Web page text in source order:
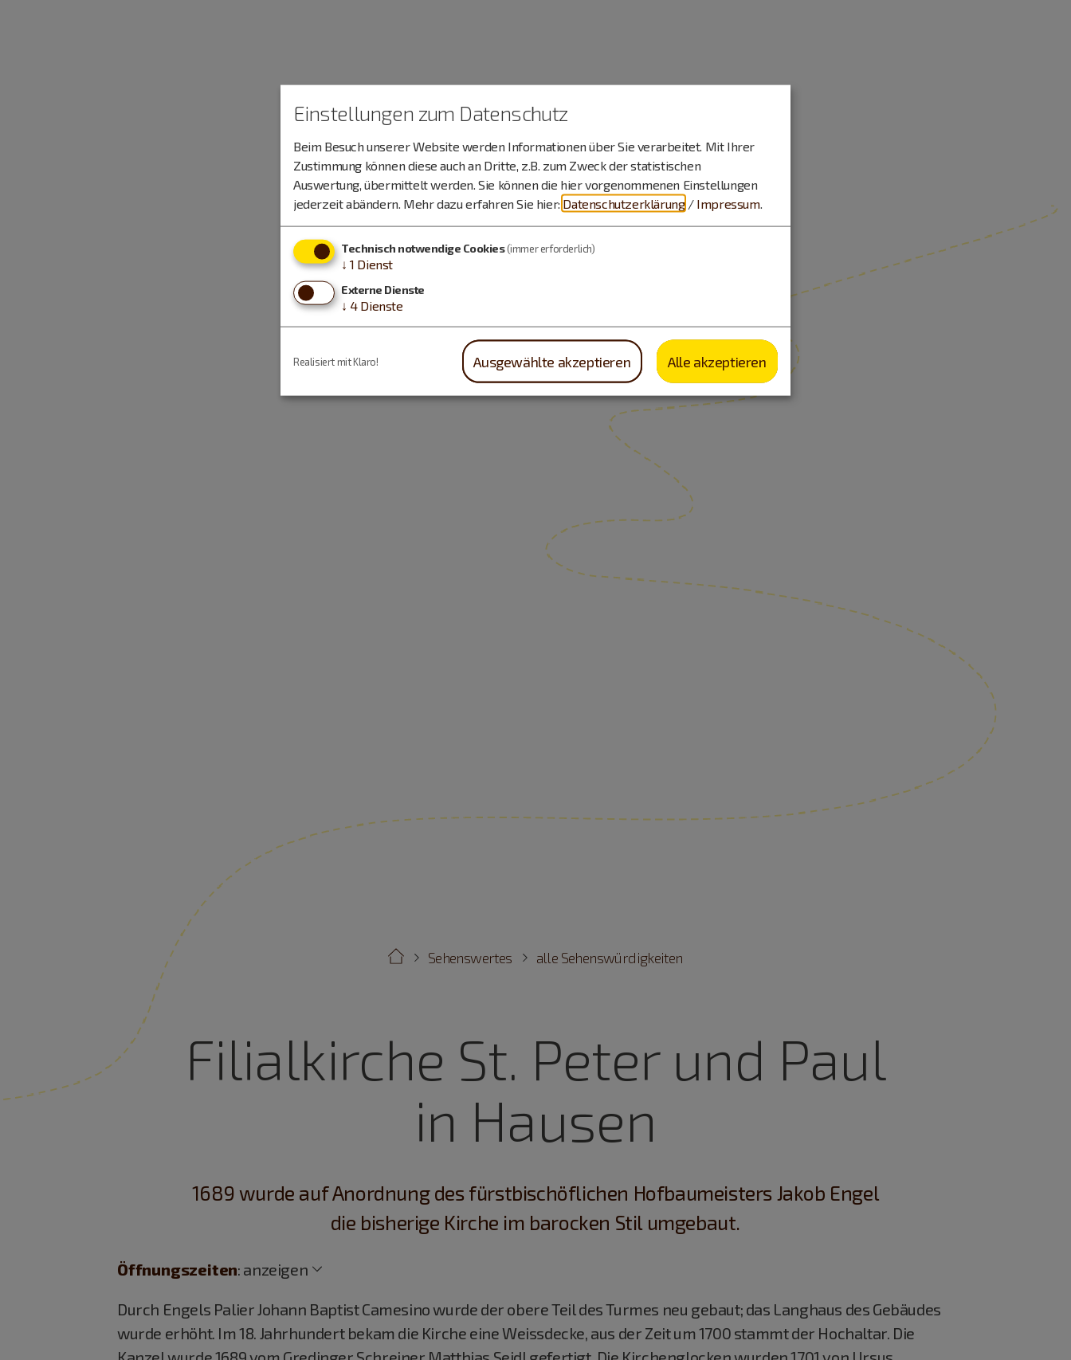
alle Sehenswürdigkeiten
Sehenswertes
Filialkirche St. Peter und Paul
in Hausen
1689 wurde auf Anordnung des fürstbischöflichen Hofbaumeisters Jakob Engel
die bisherige Kirche im barocken Stil umgebaut.
Öffnungszeiten: anzeigen
Durch Engels Palier Johann Baptist Camesino wurde der obere Teil des Turmes neu gebaut; das Langhaus des Gebäudes
wurde erhöht. Im 18. Jahrhundert bekam die Kirche eine Weissdecke, aus der Zeit um 1700 stammt der Hochaltar. Die
Einstellungen zum Datenschutz
Beim Besuch unserer Website werden Informationen über Sie verarbeitet. Mit Ihrer
Zustimmung können diese auch an Dritte, z.B. zum Zweck der statistischen
Auswertung, übermittelt werden. Sie können die hier vorgenommenen Einstellungen
jederzeit abändern. Mehr dazu erfahren Sie hier: Datenschutzerklärung / Impressum.
Technisch notwendige Cookies(immer erforderlich)
↓ 1 Dienst
Externe Dienste
↓ 4 Dienste
Ausgewählte akzeptieren Alle akzeptieren
Realisiert mit Klaro!